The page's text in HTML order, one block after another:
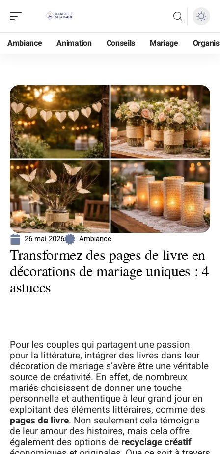
Ambiance Animation Conseils Mariage
26 mai 2026 Ambiance
Transformez des pages de livre en
décorations de mariage uniques : 4
astuces
Pour les couples qui partagent une passion
pour la littérature, intégrer des livres dans leur
décoration de mariage s’avère être une véritable
source de créativité. En effet, de nombreux
mariés choisissent de donner une touche
personnelle et authentique à leur grand jour en
exploitant des éléments littéraires, comme des
pages de livre. Non seulement cela témoigne
de leur amour des histoires, mais cela offre
également des options de recyclage créatif